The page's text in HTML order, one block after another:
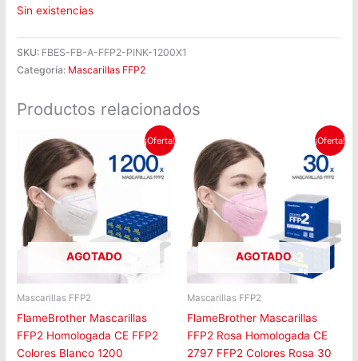
Sin existencias
SKU: FBES-FB-A-FFP2-PINK-1200X1
Categoría: Mascarillas FFP2
Productos relacionados
¡Oferta!
AGOTADO
Mascarillas FFP2
FlameBrother Mascarillas
FFP2 Homologada CE FFP2
Colores Blanco 1200
precio
original
era:
€799.00.
actual
es:
¡Oferta!
AGOTADO
Mascarillas FFP2
FlameBrother Mascarillas
FFP2 Rosa Homologada CE
2797 FFP2 Colores Rosa 30
precio
original
era:
€21.99.
precio
actual
es:
€14.99.